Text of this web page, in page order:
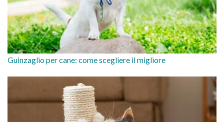
Guinzaglio per cane: come scegliere il migliore